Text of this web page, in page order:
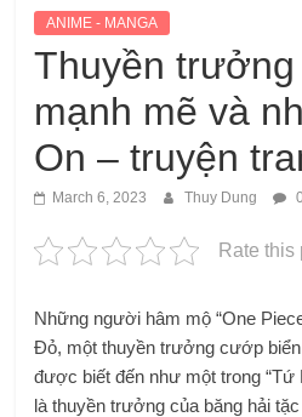
ANIME - MANGA
Thuyền
mạnh mẽ và
On – truyện
March 6, 2023 Thuy Dung
Rate this
Những người hâm mộ “One
Đỏ, một thuyền trưởng cướp
được biết đến như một trong “Tứ
là thuyền trưởng của băng hải